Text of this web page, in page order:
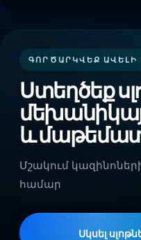
ԳՈՐԾԱՐԿՎԵՔ ԱՎԵԼԻ
Ստեղծեք
և
Մշակում
համար
Սկսել